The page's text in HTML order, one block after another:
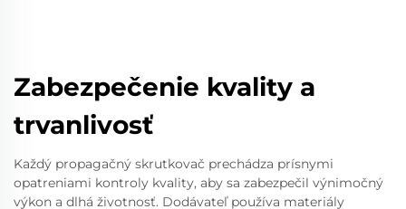
Zabezpečenie kvality a
trvanlivosť
Každý propagačný skrutkovač prechádza prísnymi
opatreniami kontroly kvality, aby sa zabezpečil výnimočný
výkon a dlhá životnosť. Dodávateľ používa materiály